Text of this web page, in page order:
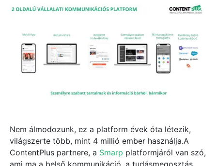
Nem álmodozunk, ez a platform évek óta létezik,
világszerte több, mint 4 millió ember használja.A
ContentPlus partnere, a Smarp platformjáról van szó,